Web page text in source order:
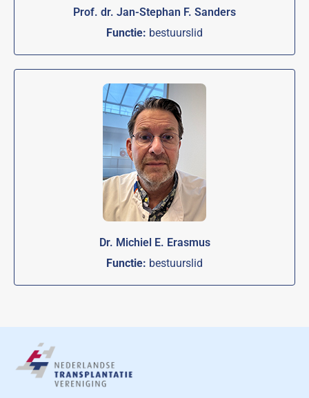
Prof. dr. Jan-Stephan F. Sanders
Functie: bestuurslid
Dr. Michiel E. Erasmus
Functie: bestuurslid